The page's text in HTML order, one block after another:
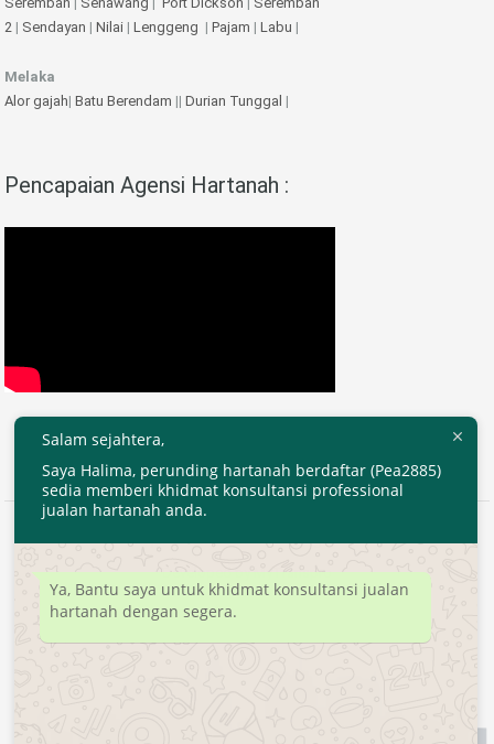
2 | Sendayan | Nilai | Lenggeng | Pajam | Labu |
Melaka
Alor gajah| Batu Berendam || Durian Tunggal |
Pencapaian Agensi Hartanah :
2020 © EjenHartanahKL.com. All Right Reserved.
Developed byMyTranspro
Salam sejahtera,
Saya Halima, perunding hartanah berdaftar (Pea2885)
sedia memberi khidmat konsultansi professional
jualan hartanah anda.
Ya, Bantu saya untuk khidmat konsultansi jualan
hartanah dengan segera.